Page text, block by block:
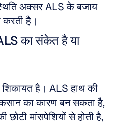
अक्सर ALS के बजाय
करती है।
का संकेत है या
है। ALS हाथ की
का कारण बन सकता है,
मांसपेशियों से होती है,